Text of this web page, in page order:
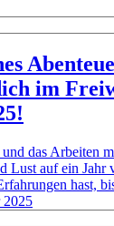
im
das Arbeiten
Lust auf ein Jahr
hast,
2025